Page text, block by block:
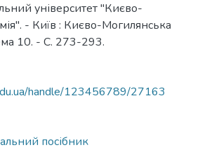
університет "Києво-
- Київ : Києво-Могилянська
10. - С. 273-293.
handle/123456789/27163
посібник